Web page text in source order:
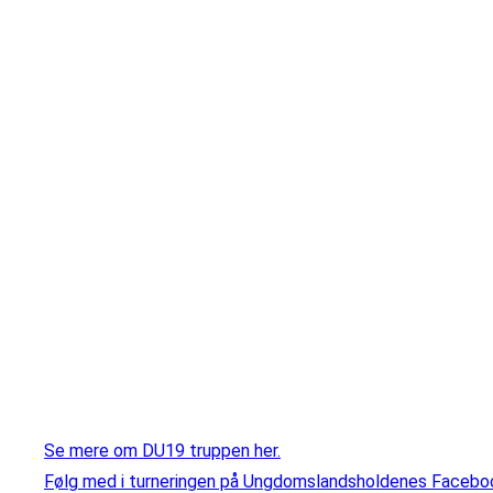
Se mere om DU19 truppen her.
Følg med i turneringen på Ungdomslandsholdenes